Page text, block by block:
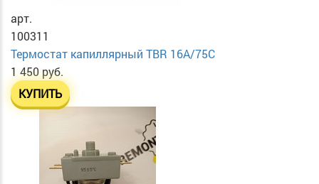
арт.
100311
Термостат капиллярный TBR 16A/75C
1 450 руб.
КУПИТЬ